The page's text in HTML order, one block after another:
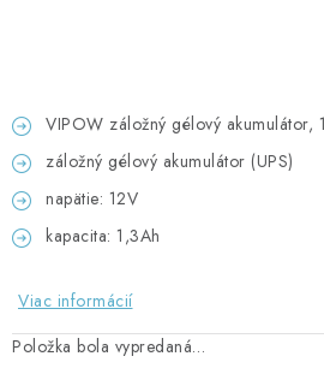
KONTAKTY
Kontakty Doprava a platba
VIPOW záložný gélový akumulátor,
záložný gélový akumulátor (UPS)
napätie: 12V
kapacita: 1,3Ah
Viac informácií
Položka bola vypredaná…